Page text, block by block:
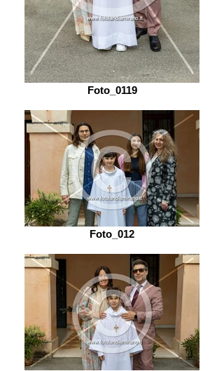
Foto_0119
Foto_012